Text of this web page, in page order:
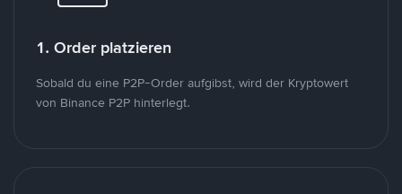
1. Order platzieren
Sobald du eine P2P-Order aufgibst, wird der Kryptowert
von Binance P2P hinterlegt.